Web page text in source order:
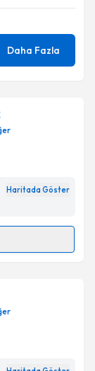
Daha Fazla
Haritada Göster
almanız